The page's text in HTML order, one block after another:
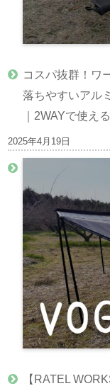
コスパ抜群！ワ
落ちやすいアル
｜2WAYで使え
2025年4月19日
【RATEL